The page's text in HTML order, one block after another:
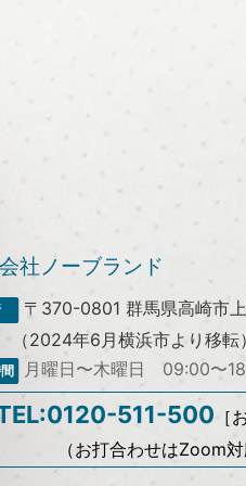
社ノーブランド
〒370-0801 群馬県高崎市
（2024年6月横浜市より移転）
月曜日〜木曜日 09:00〜
511-500 ［
（お打合わせはZoom対